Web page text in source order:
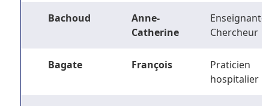
Bachoud
Anne-
Catherine
Enseignant-
Chercheur
Bagate François
Praticien
hospitalier